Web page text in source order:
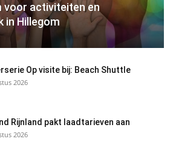
voor activiteiten en
in Hillegom
Op visite bij: Beach Shuttle
2026
Rijnland pakt laadtarieven aan
2026